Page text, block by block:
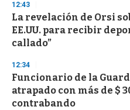
d
s
o
f
3
s
e
c
o
n
12:43
La revelación de Orsi
EE.UU. para recibir
callado”
12:34
Funcionario de la
atrapado con más de $
contrabando